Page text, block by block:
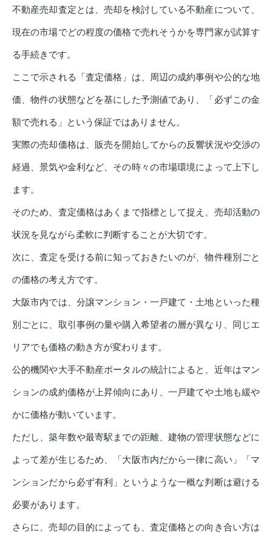
不動産売却査定とは、売却を検討している不動産について、
現在の市場でどの程度の価格で売れそうかを専門家が試算す
る手続きです。
ここで示される「査定価格」は、周辺の成約事例や公的な地
価、物件の状態などを基にした予測値であり、「必ずこの金
額で売れる」という保証ではありません。
実際の売却価格は、販売を開始してからの反響状況や交渉の
経過、景気や金利など、その時々の市場環境によって上下し
ます。
そのため、査定価格はあくまで指標として捉え、売却活動の
状況を見ながら柔軟に判断することが大切です。
次に、査定を受ける前に知っておきたいのが、物件種別ごと
の価格の考え方です。
大阪市内では、分譲マンション・一戸建て・土地といった種
別ごとに、取引事例の量や購入希望者の層が異なり、同じエ
リアでも価格の動き方が変わります。
公的機関や大手不動産ポータルの統計によると、近年はマン
ションの成約価格が上昇傾向にあり、一戸建てや土地も緩や
かに価格が動いています。
ただし、築年数や最寄駅までの距離、建物の管理状態などに
よって差が生じるため、「大阪市内だから一律に高い」「マ
ンションだから必ず有利」というような一概な判断は避ける
必要があります。
さらに、売却の目的によっても、査定価格との向き合い方は